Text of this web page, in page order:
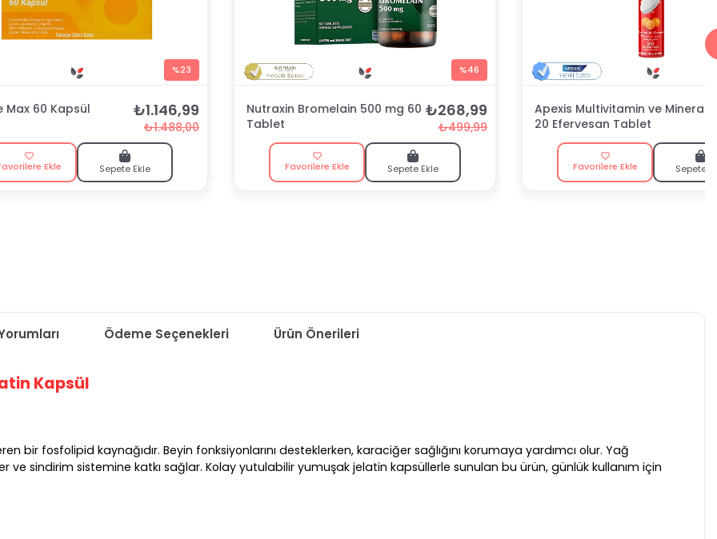
%23
Max 60 Kapsül ₺1.146,99
₺1.488,00
Ekle Sepete Ekle
%46
Nutraxin Bromelain 500 mg 60
Tablet
₺268,99
₺499,99
Favorilere Ekle Sepete Ekle
Apexis Multivitamin ve Mineral
20 Efervesan Tablet
Favorilere Ekle Sepete
Ödeme Seçenekleri Ürün Önerileri
Kapsül
bir fosfolipid kaynağıdır. Beyin fonksiyonlarını desteklerken, karaciğer sağlığını korumaya yardımcı olur. Yağ
ve sindirim sistemine katkı sağlar. Kolay yutulabilir yumuşak jelatin kapsüllerle sunulan bu ürün, günlük kullanım için